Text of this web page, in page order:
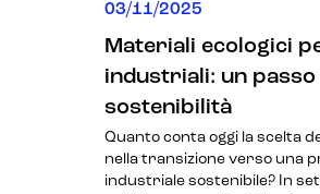
03/11/2025
Materiali ecologici
industriali: un
sostenibilità
Quanto conta oggi la scelta
nella transizione verso una
industriale sostenibile? In